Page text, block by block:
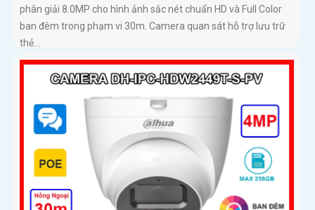
phân giải 8.0MP cho hình ảnh sắc nét chuẩn HD và Full Color
ban đêm trong phạm vi 30m. Camera quan sát hỗ trợ lưu trữ
thẻ...